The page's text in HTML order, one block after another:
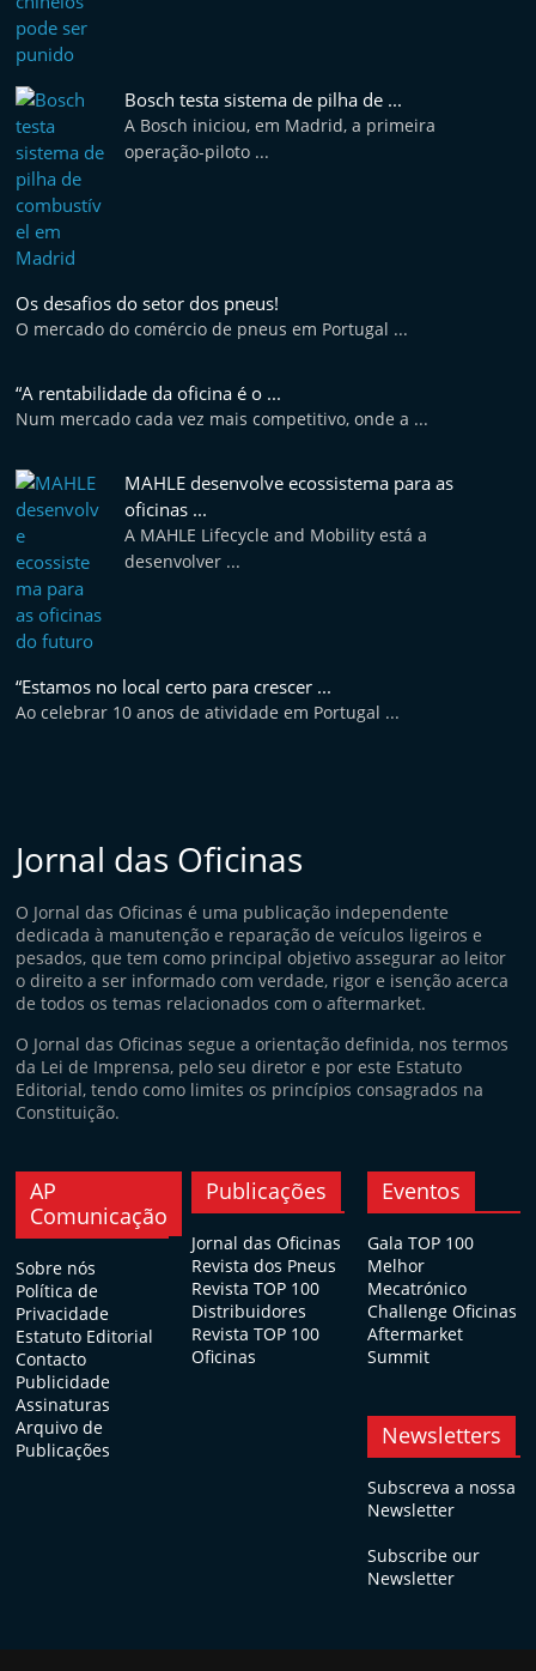
e
l
r
t
g
l
Bosch testa sistema de pilha de ...
A Bosch iniciou, em Madrid, a primeira
operação-piloto ...
Os desafios do setor dos pneus!
O mercado do comércio de pneus em Portugal ...
“A rentabilidade da oficina é o ...
Num mercado cada vez mais competitivo, onde a ...
MAHLE desenvolve ecossistema para as
oficinas ...
A MAHLE Lifecycle and Mobility está a
desenvolver ...
“Estamos no local certo para crescer ...
Ao celebrar 10 anos de atividade em Portugal ...
Jornal das Oficinas
O Jornal das Oficinas é uma publicação independente
dedicada à manutenção e reparação de veículos ligeiros e
pesados, que tem como principal objetivo assegurar ao leitor
o direito a ser informado com verdade, rigor e isenção acerca
de todos os temas relacionados com o aftermarket.
O Jornal das Oficinas segue a orientação definida, nos termos
da Lei de Imprensa, pelo seu diretor e por este Estatuto
Editorial, tendo como limites os princípios consagrados na
Constituição.
AP
Comunicação
Sobre nós
Política de
Privacidade
Estatuto Editorial
Contacto
Publicidade
Assinaturas
Arquivo de
Publicações
Publicações
Jornal das Oficinas
Revista dos Pneus
Revista TOP 100
Distribuidores
Revista TOP 100
Oficinas
Eventos
Gala TOP 100
Melhor
Mecatrónico
Challenge Oficinas
Aftermarket
Summit
Newsletters
Subscreva a nossa
Newsletter
Subscribe our
Newsletter